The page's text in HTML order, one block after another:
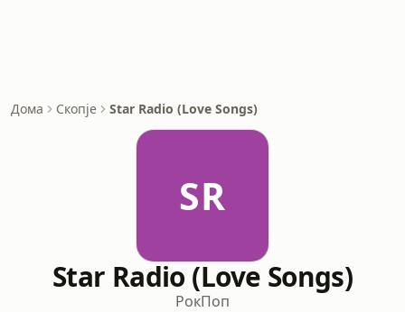
Дома Скопје Star Radio (Love Songs)
SR
Star Radio (Love Songs)
РокПоп